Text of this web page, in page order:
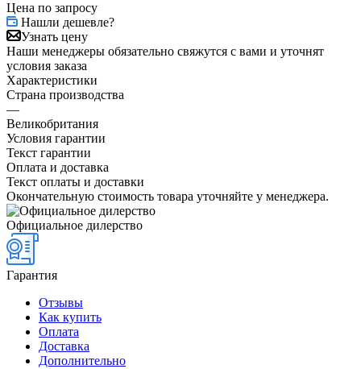
Цена по запросу
Нашли дешевле?
Узнать цену
Наши менеджеры обязательно свяжутся с вами и уточнят
условия заказа
Характеристики
Страна производства
—
Великобритания
Условия гарантии
Текст гарантии
Оплата и доставка
Текст оплаты и доставки
Окончательную стоимость товара уточняйте у менеджера.
Официальное дилерство
Гарантия
Отзывы
Как купить
Оплата
Доставка
Дополнительно